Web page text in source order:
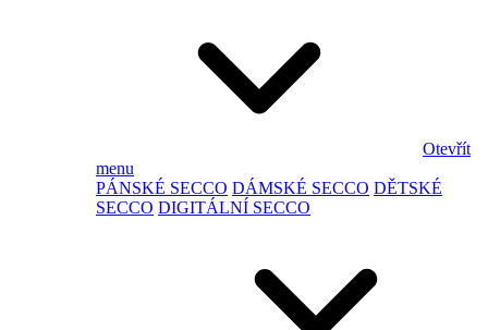
Otevřít
menu
PÁNSKÉ SECCO DÁMSKÉ SECCO DĚTSKÉ
SECCO DIGITÁLNÍ SECCO